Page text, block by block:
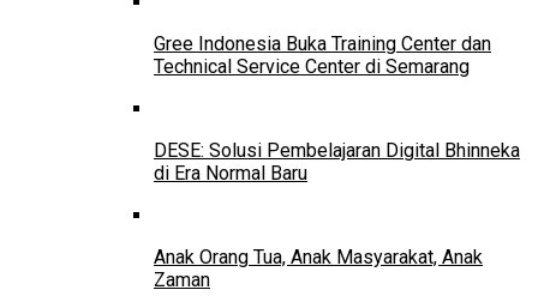
Gree Indonesia Buka Training Center dan
Technical Service Center di Semarang
DESE: Solusi Pembelajaran Digital Bhinneka
di Era Normal Baru
Anak Orang Tua, Anak Masyarakat, Anak
Zaman